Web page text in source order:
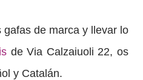
de marca y llevar lo
de Via Calzaiuoli 22, os
y Catalán.